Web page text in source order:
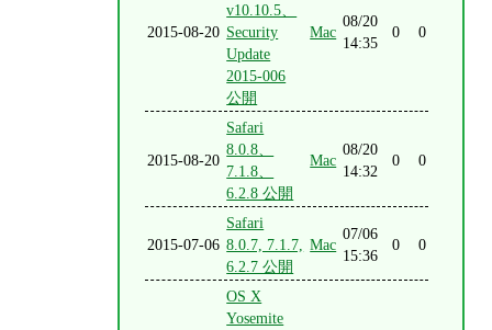
2015-08-20
v10.10.5、
Security
Update
2015-006
公開
Mac
08/20
14:35
0 0
2015-08-20
Safari
8.0.8、
7.1.8、
6.2.8 公開
Mac
08/20
14:32
0 0
2015-07-06
Safari
8.0.7, 7.1.7,
6.2.7 公開
Mac
07/06
15:36
0 0
OS X
Yosemite